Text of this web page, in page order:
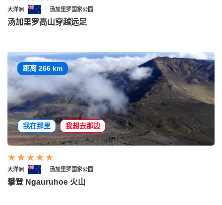
大洋洲 汤加里罗国家公园
汤加里罗高山穿越远足
距离 266 km
我在那里 我想去那边
大洋洲 汤加里罗国家公园
攀登 Ngauruhoe 火山